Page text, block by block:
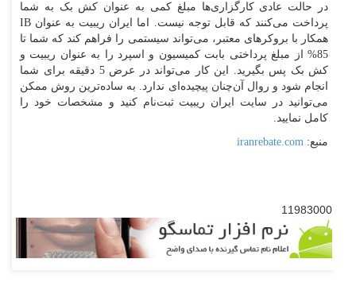
در حالت عادی کارگزاری‌ها مبلغ کمی به عنوان کش بک به شما
پرداخت می‌کنند که قابل توجه نیست. اما ایران ریبیت به عنوان IB
همکار با بروکرهای معتبر، می‌تواند سیستمی را فراهم کند که شما تا
85% از مبلغ پرداختی بابت کمیسیون و اسپرد را به عنوان ریبیت و
کش بک پس بگیرید. این کار می‌تواند در عرض 5 دقیقه برای شما
انجام شود و روال آن‌چنان پیچیده‌ای ندارد. به ساده‌ترین روش ممکن
می‌توانید در سایت ایران ریبیت ثبت‌نام کنید و مشخصات خود را
کامل نمایید.
منبع: iranrebate.com
11983000